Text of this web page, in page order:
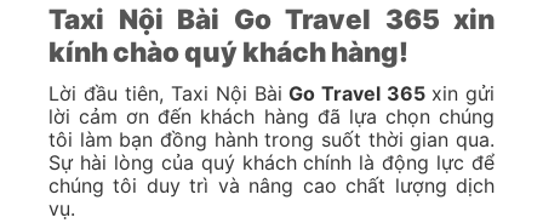
Taxi Nội Bài Go Travel 365 xin
kính chào quý khách hàng!
Lời đầu tiên, Taxi Nội BàiGo Travel 365 xin gửi
lời cảm ơn đến khách hàng đã lựa chọn chúng
tôi làm bạn đồng hành trong suốt thời gian qua.
Sự hài lòng của quý khách chính là động lực để
chúng tôi duy trì và nâng cao chất lượng dịch
vụ.